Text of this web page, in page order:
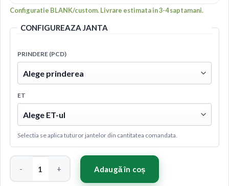
Configuratie BLANK/custom. Livrare estimata in 3-4 saptamani.
CONFIGUREAZA JANTA
PRINDERE (PCD)
ET
Selectia se aplica tuturor jantelor din cantitatea comandata.
Cantitate Concaver CVR4 20x12 ET32-60 BLANK Carbon
Adaugă în coș